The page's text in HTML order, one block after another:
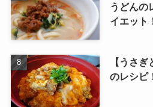
うどんの
イエット
【うさ
のレシピ